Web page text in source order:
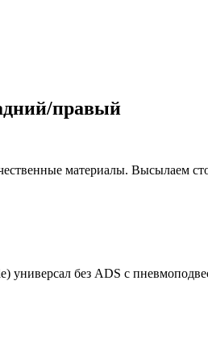
правый
материалы.
универсал без ADS с